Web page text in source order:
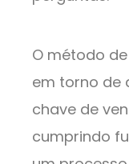
O método
em torno de
chave de
cumprindo